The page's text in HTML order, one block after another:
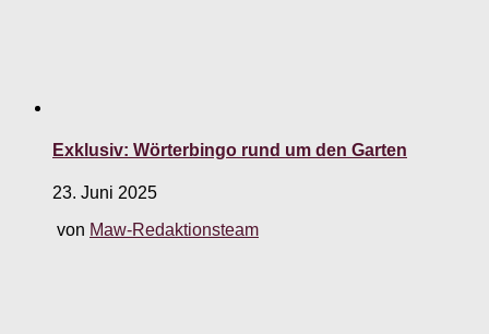
Exklusiv: Wörterbingo rund um den Garten
23. Juni 2025
von Maw-Redaktionsteam